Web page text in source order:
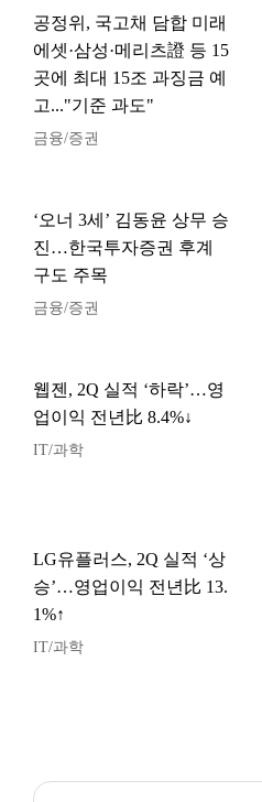
공정위, 국고채 담합 미래
에셋·삼성·메리츠證 등 15
곳에 최대 15조 과징금 예
고..."기준 과도"
금융/증권
‘오너 3세’ 김동윤 상무 승
진…한국투자증권 후계
구도 주목
금융/증권
웹젠, 2Q 실적 ‘하락’…영
업이익 전년比 8.4%↓
IT/과학
LG유플러스, 2Q 실적 ‘상
승’…영업이익 전년比 13.
1%↑
IT/과학